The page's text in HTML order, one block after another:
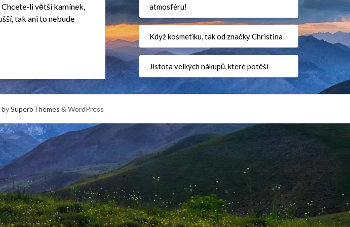
Chcete-li větší kamínek,
tak ani to nebude
atmosféru!
Když kosmetiku, tak od značky Christina
Jistota velkých nákupů, které potěší
bySuperbThemes & WordPress